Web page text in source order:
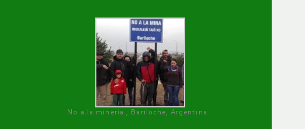
No a la minería , Bariloche, Argentina